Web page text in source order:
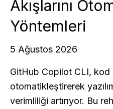
Akışlarını
Yöntemleri
5 Ağustos 2026
GitHub Copilot CLI, kod
otomatikleştirerek
verimliliği artırıyor. Bu